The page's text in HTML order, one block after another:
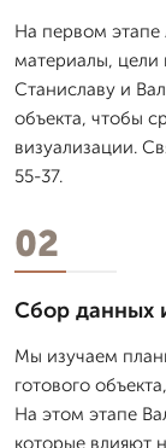
На первом
материалы,
Станиславу и
объекта, чтобы
визуализации.
55-37.
02
Сбор данных
Мы изучаем
готового
На этом этапе
которые влияют